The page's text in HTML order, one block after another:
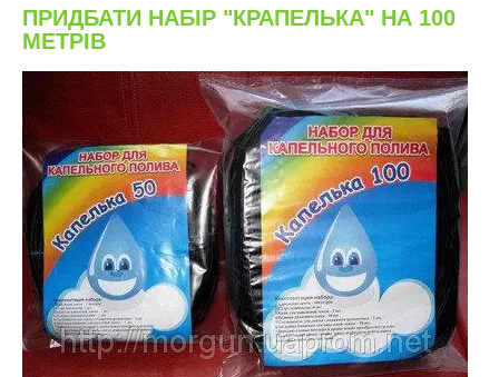
ПРИДБАТИ НАБІР "КРАПЕЛЬКА" НА 100
МЕТРІВ